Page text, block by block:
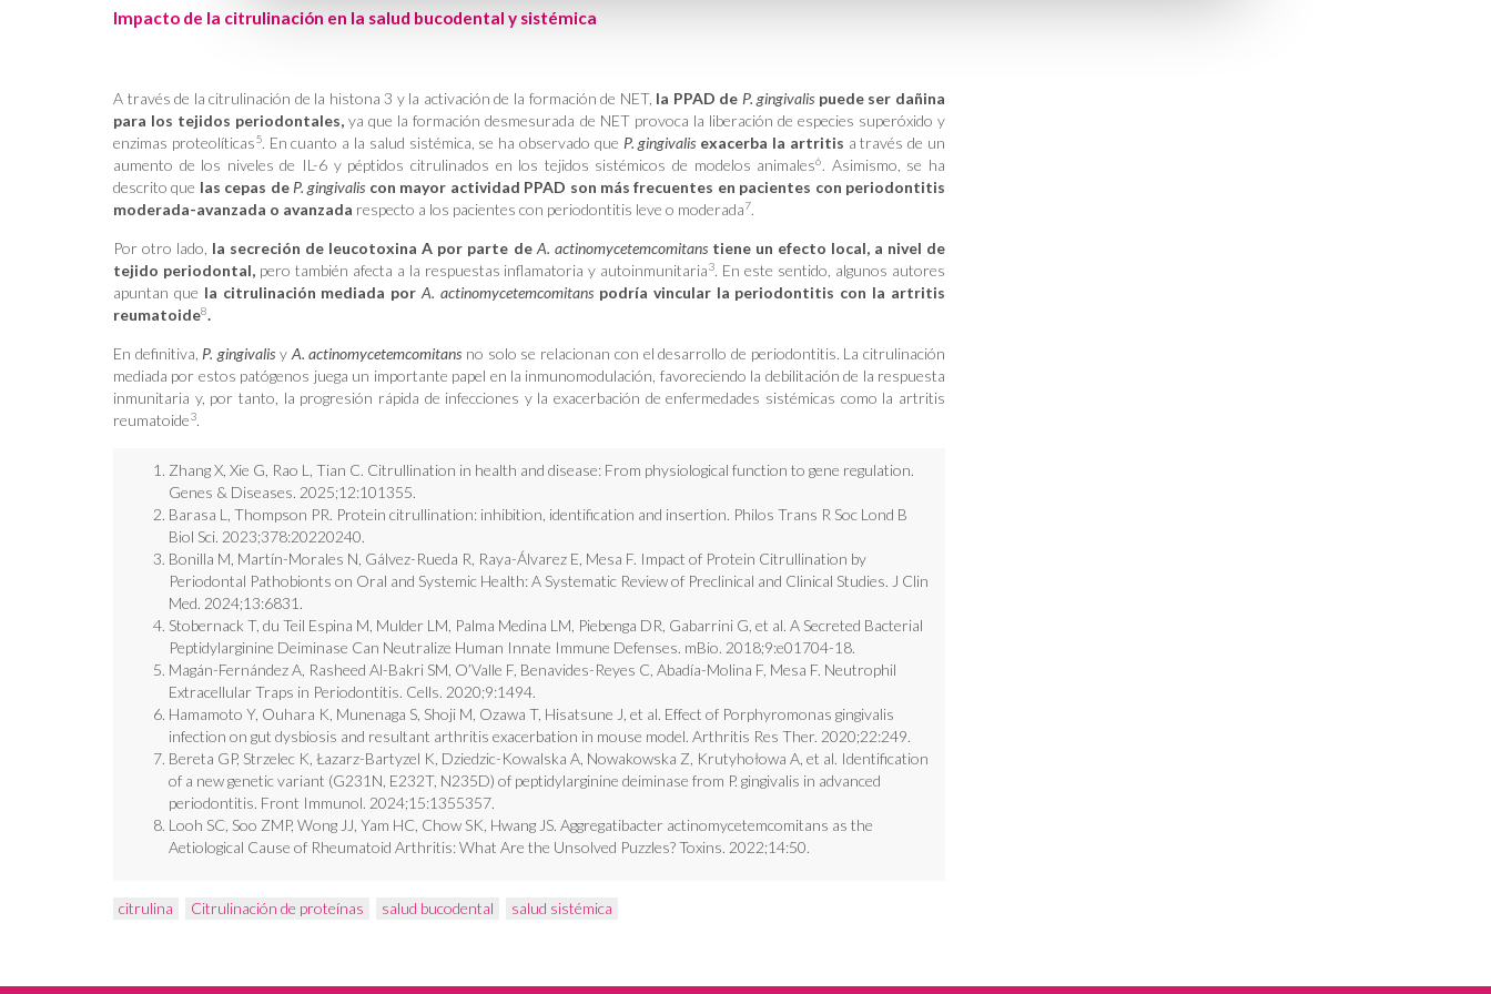
Impacto de la citrulinación en la salud bucodental y sistémica
A través de la citrulinación de la histona 3 y la activación de la formación de NET, la PPAD de P. gingivalis puede ser dañina
para los tejidos periodontales, ya que la formación desmesurada de NET provoca la liberación de especies superóxido y
enzimas proteolíticas5. En cuanto a la salud sistémica, se ha observado que P. gingivalis exacerba la artritis a través de un
aumento de los niveles de IL-6 y péptidos citrulinados en los tejidos sistémicos de modelos animales6. Asimismo, se ha
descrito que las cepas de P. gingivalis con mayor actividad PPAD son más frecuentes en pacientes con periodontitis
moderada-avanzada o avanzada respecto a los pacientes con periodontitis leve o moderada7.
Por otro lado, la secreción de leucotoxina A por parte de A. actinomycetemcomitanstiene un efecto local, a nivel de
tejido periodontal, pero también afecta a la respuestas inflamatoria y autoinmunitaria3. En este sentido, algunos autores
apuntan que la citrulinación mediada porA. actinomycetemcomitans podría vincular la periodontitis con la artritis
reumatoide8.
En definitiva, P. gingivalis y A. actinomycetemcomitans no solo se relacionan con el desarrollo de periodontitis. La citrulinación
mediada por estos patógenos juega un importante papel en la inmunomodulación, favoreciendo la debilitación de la respuesta
inmunitaria y, por tanto, la progresión rápida de infecciones y la exacerbación de enfermedades sistémicas como la artritis
reumatoide3.
Zhang X, Xie G, Rao L, Tian C. Citrullination in health and disease: From physiological function to gene regulation.
Genes & Diseases. 2025;12:101355.
Barasa L, Thompson PR. Protein citrullination: inhibition, identification and insertion. Philos Trans R Soc Lond B
Biol Sci. 2023;378:20220240.
Bonilla M, Martín-Morales N, Gálvez-Rueda R, Raya-Álvarez E, Mesa F. Impact of Protein Citrullination by
Periodontal Pathobionts on Oral and Systemic Health: A Systematic Review of Preclinical and Clinical Studies. J Clin
Med. 2024;13:6831.
Stobernack T, du Teil Espina M, Mulder LM, Palma Medina LM, Piebenga DR, Gabarrini G, et al. A Secreted Bacterial
Peptidylarginine Deiminase Can Neutralize Human Innate Immune Defenses. mBio. 2018;9:e01704-18.
Magán-Fernández A, Rasheed Al-Bakri SM, O’Valle F, Benavides-Reyes C, Abadía-Molina F, Mesa F. Neutrophil
Extracellular Traps in Periodontitis. Cells. 2020;9:1494.
Hamamoto Y, Ouhara K, Munenaga S, Shoji M, Ozawa T, Hisatsune J, et al. Effect of Porphyromonas gingivalis
infection on gut dysbiosis and resultant arthritis exacerbation in mouse model. Arthritis Res Ther. 2020;22:249.
Bereta GP, Strzelec K, Łazarz-Bartyzel K, Dziedzic-Kowalska A, Nowakowska Z, Krutyhołowa A, et al. Identification
of a new genetic variant (G231N, E232T, N235D) of peptidylarginine deiminase from P. gingivalis in advanced
periodontitis. Front Immunol. 2024;15:1355357.
Looh SC, Soo ZMP, Wong JJ, Yam HC, Chow SK, Hwang JS. Aggregatibacter actinomycetemcomitans as the
Aetiological Cause of Rheumatoid Arthritis: What Are the Unsolved Puzzles? Toxins. 2022;14:50.
citrulina Citrulinación de proteínas salud bucodental salud sistémica